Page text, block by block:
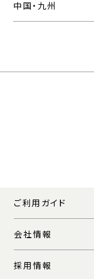
中国・九州
ご利用ガイド
会社情報
採用情報